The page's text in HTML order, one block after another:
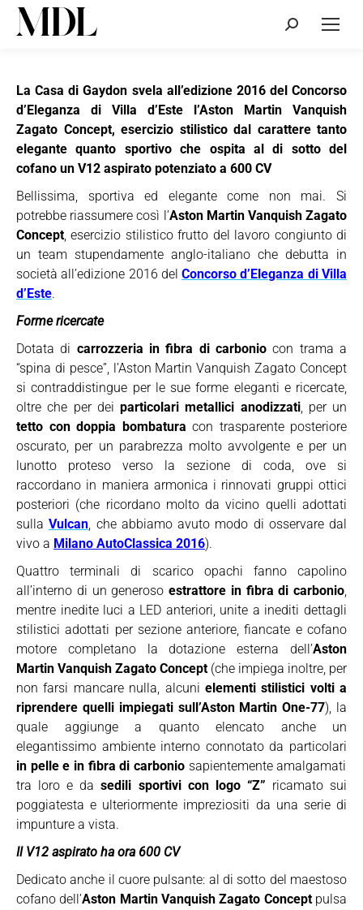
Cerca:
La Casa di Gaydon svela all’edizione 2016 del Concorso
d’Eleganza di Villa d’Este l’Aston Martin Vanquish
Zagato Concept, esercizio stilistico dal carattere tanto
elegante quanto sportivo che ospita al di sotto del
cofano un V12 aspirato potenziato a 600 CV
Bellissima, sportiva ed elegante come non mai. Si
potrebbe riassumere così l’Aston Martin Vanquish Zagato
Concept, esercizio stilistico frutto del lavoro congiunto di
un team stupendamente anglo-italiano che debutta in
società all’edizione 2016 delConcorso d’Eleganza di Villa
d’Este.
Forme ricercate
Dotata di carrozzeria in fibra di carbonio con trama a
“spina di pesce”, l’Aston Martin Vanquish Zagato Concept
si contraddistingue per le sue forme eleganti e ricercate,
oltre che per dei particolari metallici anodizzati, per un
tetto con doppia bombatura con trasparente posteriore
oscurato, per un parabrezza molto avvolgente e per un
lunotto proteso verso la sezione di coda, ove si
raccordano in maniera armonica i rinnovati gruppi ottici
posteriori (che ricordano molto da vicino quelli adottati
sullaVulcan, che abbiamo avuto modo di osservare dal
vivo a Milano AutoClassica 2016).
Quattro terminali di scarico opachi fanno capolino
all’interno di un generoso estrattore in fibra di carbonio,
mentre inedite luci a LED anteriori, unite a inediti dettagli
stilistici adottati per sezione anteriore, fiancate e cofano
motore completano la dotazione esterna dell’Aston
Martin Vanquish Zagato Concept(che impiega inoltre, per
non farsi mancare nulla, alcuni elementi stilistici volti a
riprendere quelli impiegati sull’Aston Martin One-77), la
quale aggiunge a quanto elencato anche un
elegantissimo ambiente interno connotato da particolari
in pelle e in fibra di carbonio sapientemente amalgamati
tra loro e dasedili sportivi con logo “Z” ricamato sui
poggiatesta e ulteriormente impreziositi da una serie di
impunture a vista.
Il V12 aspirato ha ora 600 CV
Dedicato anche il cuore pulsante: al di sotto del maestoso
cofano dell’Aston Martin Vanquish Zagato Conceptpulsa